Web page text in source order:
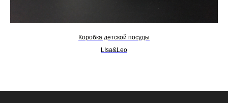
Коробка детской посуды
LIsa&Leo